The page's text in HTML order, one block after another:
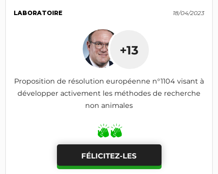
LABORATOIRE 18/04/2023
+13
Proposition de résolution européenne n°1104 visant à
développer activement les méthodes de recherche
non animales
FÉLICITEZ-LES